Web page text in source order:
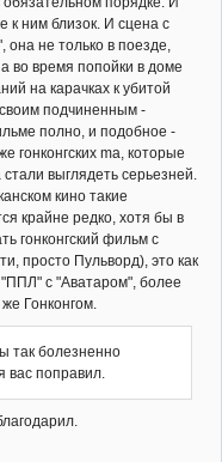
к ним близок. И сцена с
не только в поезде,
во время попойки в доме
на карачках к убитой
подчиненным -
полно, и подобное -
гонконгских ma, которые
выглядеть серьезней.
кино такие
крайне редко, хотя бы в
гонконгский фильм с
просто Пульворд), это как
с "Аватаром", более
Гонконгом.
так болезненно
вас поправил.